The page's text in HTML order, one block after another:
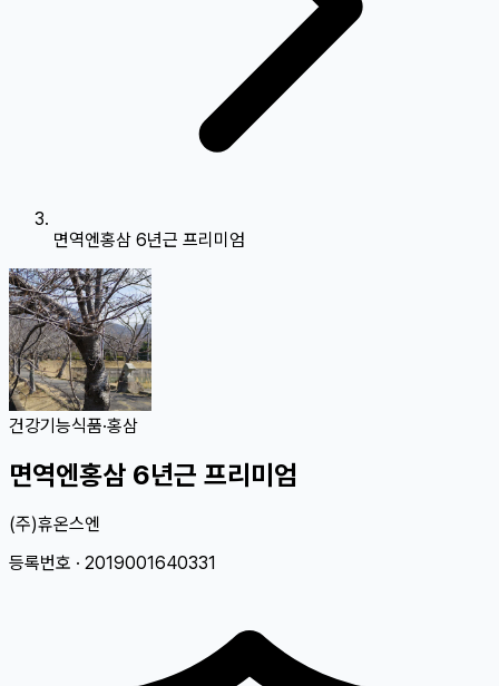
면역엔홍삼 6년근 프리미엄
건강기능식품·홍삼
면역엔홍삼 6년근 프리미엄
(주)휴온스엔
등록번호 · 2019001640331